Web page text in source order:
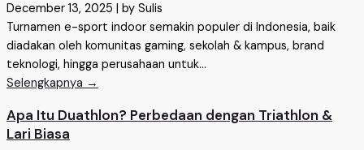
December 13, 2025
by Sulis
Turnamen e-sport indoor semakin populer di Indonesia, baik
diadakan oleh komunitas gaming, sekolah & kampus, brand
teknologi, hingga perusahaan untuk...
Selengkapnya →
Apa Itu Duathlon? Perbedaan dengan Triathlon &
Lari Biasa